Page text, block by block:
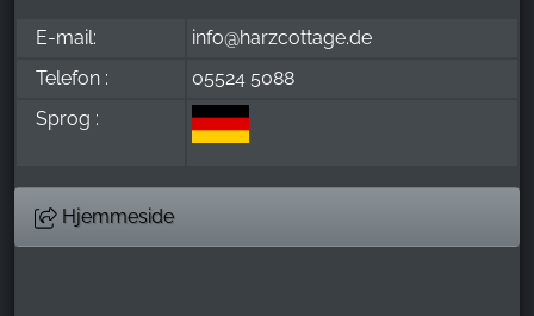
E-mail:
info@harzcottage.de
Telefon :
05524 5088
Sprog :
Hjemmeside